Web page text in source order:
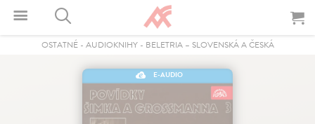
OSTATNÉ- AUDIOKNIHY- BELETRIA – SLOVENSKÁ A ČESKÁ
E-AUDIO